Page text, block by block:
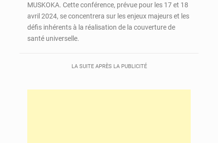
MUSKOKA. Cette conférence, prévue pour les 17 et 18
avril 2024, se concentrera sur les enjeux majeurs et les
défis inhérents à la réalisation de la couverture de
santé universelle.
LA SUITE APRÈS LA PUBLICITÉ